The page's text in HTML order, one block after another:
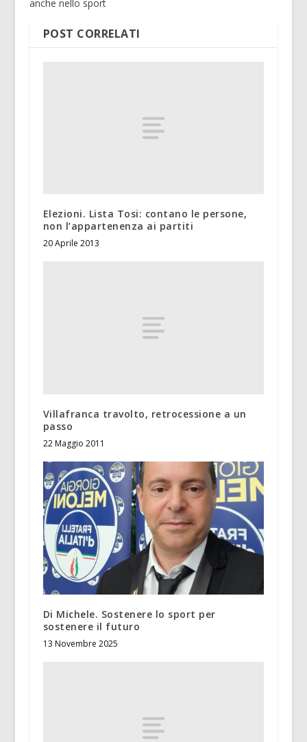
anche nello sport
POST CORRELATI
Elezioni. Lista Tosi: contano le persone,
non l’appartenenza ai partiti
20 Aprile 2013
Villafranca travolto, retrocessione a un
passo
22 Maggio 2011
Di Michele. Sostenere lo sport per
sostenere il futuro
13 Novembre 2025